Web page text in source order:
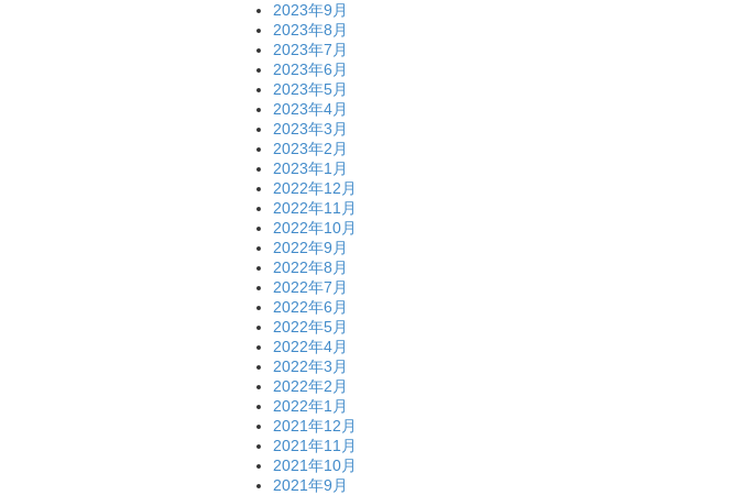
2023年9月
2023年8月
2023年7月
2023年6月
2023年5月
2023年4月
2023年3月
2023年2月
2023年1月
2022年12月
2022年11月
2022年10月
2022年9月
2022年8月
2022年7月
2022年6月
2022年5月
2022年4月
2022年3月
2022年2月
2022年1月
2021年12月
2021年11月
2021年10月
2021年9月